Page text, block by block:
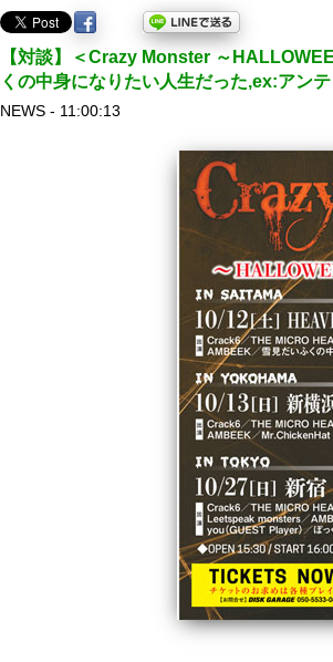
【対談】＜Crazy Monster ～
くの中身になりたい人生だった,ex:アン
NEWS - 11:00:13